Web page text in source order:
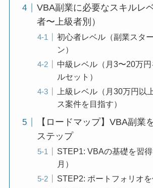
VBA副業に必要なスキルレ
者〜上級者別）
初心者レベル（副業スタ
ン）
中級レベル（月3〜20万
ルセット）
上級レベル（月30万円以
ス案件を目指す）
【ロードマップ】VBA副業
ステップ
STEP1: VBAの基礎を習
月）
STEP2: ポートフォリオ